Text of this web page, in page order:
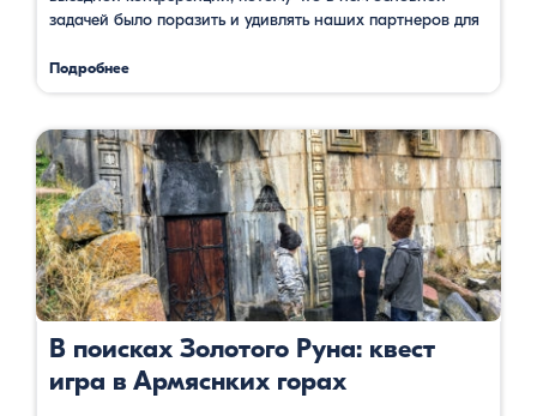
задачей было поразить и удивлять наших партнеров для
достижения хороших условий поставок. Можно сказать,
высшем уровне.
Подробнее
В поисках Золотого Руна: квест
игра в Армяснких горах